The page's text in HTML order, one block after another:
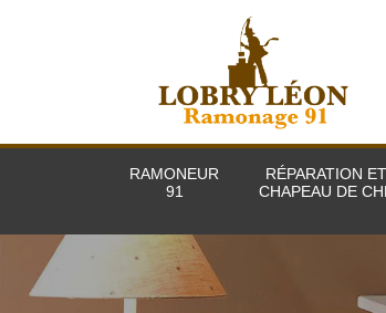
RAMONEUR
91
RÉPARATION
CHAPEAU DE